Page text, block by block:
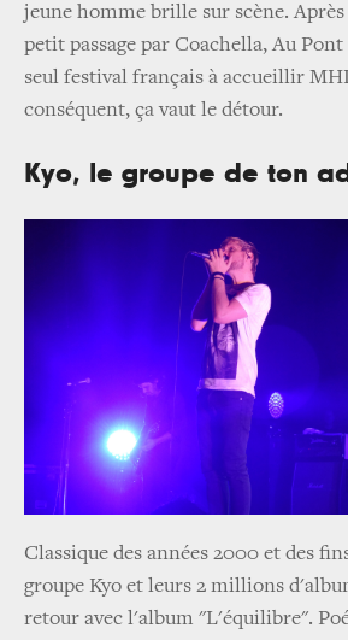
jeune homme brille sur scène.
petit passage par Coachella, Au
seul festival français à accueillir
conséquent, ça vaut le détour.
Kyo, le groupe de ton
Classique des années 2000 et des
groupe Kyo et leurs 2 millions
retour avec l'album "L'équilibre".